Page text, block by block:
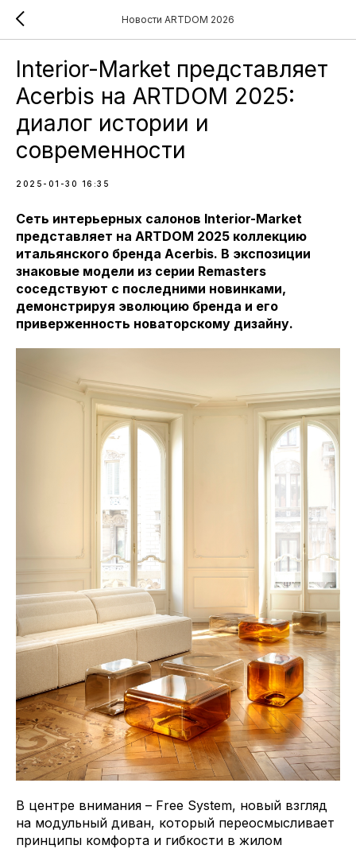
Новости ARTDOM 2026
Interior-Market представляет
Acerbis на ARTDOM 2025:
диалог истории и
современности
2025-01-30 16:35
Сеть интерьерных салонов Interior-Market
представляет на ARTDOM 2025 коллекцию
итальянского бренда Acerbis. В экспозиции
знаковые модели из серии Remasters
соседствуют с последними новинками,
демонстрируя эволюцию бренда и его
приверженность новаторскому дизайну.
В центре внимания – Free System, новый взгляд
на модульный диван, который переосмысливает
принципы комфорта и гибкости в жилом